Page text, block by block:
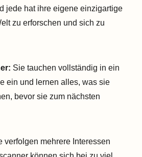
jede hat ihre eigene einzigartige
zu erforschen und sich zu
Sie tauchen vollständig in ein
ein und lernen alles, was sie
bevor sie zum nächsten
verfolgen mehrere Interessen